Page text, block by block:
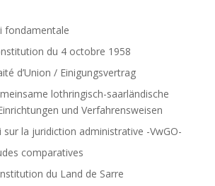
fondamentale
du 4 octobre 1958
d’Union / Einigungsvertrag
lothringisch-saarländische
und Verfahrensweisen
sur la juridiction administrative -VwGO-
comparatives
du Land de Sarre